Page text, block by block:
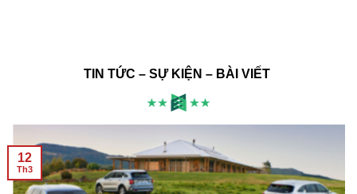
TIN TỨC – SỰ KIỆN – BÀI VIẾT
12
Th3